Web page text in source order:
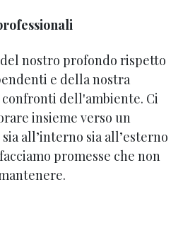
del nostro profondo rispetto
e della nostra
dell'ambiente. Ci
insieme verso un
all’interno sia all’esterno
promesse che non